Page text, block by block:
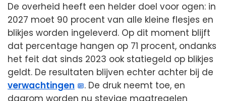
De overheid heeft een helder doel voor ogen: in
2027 moet 90 procent van alle kleine flesjes en
blikjes worden ingeleverd. Op dit moment blijft
dat percentage hangen op 71 procent, ondanks
het feit dat sinds 2023 ook statiegeld op blikjes
geldt. De resultaten blijven echter achter bij de
verwachtingen
. De druk neemt toe, en